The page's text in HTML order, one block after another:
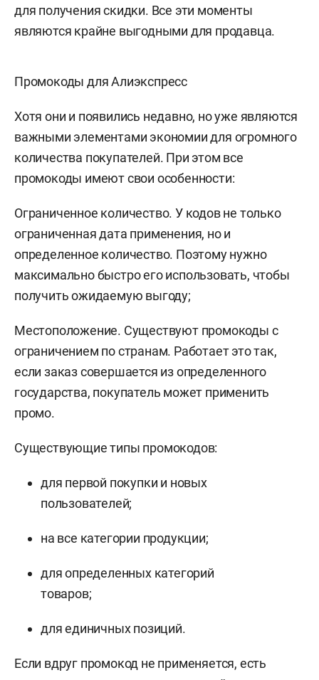
для получения скидки. Все эти моменты
являются крайне выгодными для продавца.
Промокоды для Алиэкспресс
Хотя они и появились недавно, но уже являются
важными элементами экономии для огромного
количества покупателей. При этом все
промокоды имеют свои особенности:
Ограниченное количество. У кодов не только
ограниченная дата применения, но и
определенное количество. Поэтому нужно
максимально быстро его использовать, чтобы
получить ожидаемую выгоду;
Местоположение. Существуют промокоды с
ограничением по странам. Работает это так,
если заказ совершается из определенного
государства, покупатель может применить
промо.
Существующие типы промокодов:
для первой покупки и новых
пользователей;
на все категории продукции;
для определенных категорий
товаров;
для единичных позиций.
Если вдруг промокод не применяется, есть